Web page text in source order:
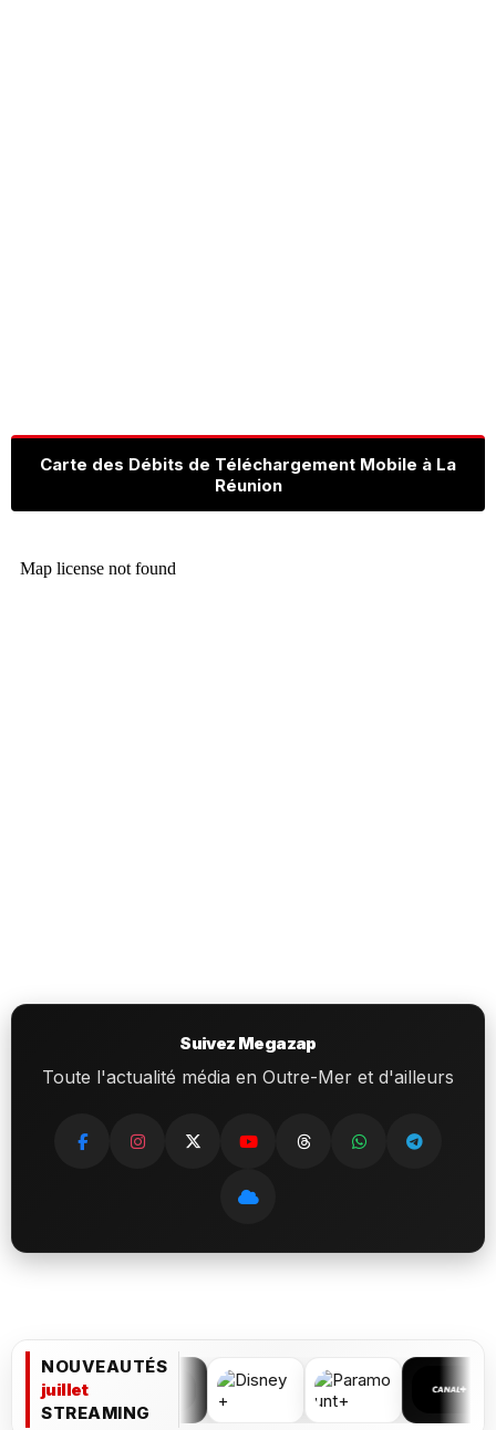
Carte des Débits de Téléchargement Mobile à La
Réunion
Suivez Megazap
Toute l'actualité média en Outre-Mer et d'ailleurs
NOUVEAUTÉS
juillet
STREAMING